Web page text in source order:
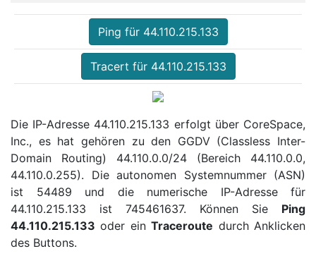
Ping für 44.110.215.133
Tracert für 44.110.215.133
Die IP-Adresse 44.110.215.133 erfolgt über CoreSpace,
Inc., es hat gehören zu den GGDV (Classless Inter-
Domain Routing) 44.110.0.0/24 (Bereich 44.110.0.0,
44.110.0.255). Die autonomen Systemnummer (ASN)
ist 54489 und die numerische IP-Adresse für
44.110.215.133 ist 745461637. Können Sie Ping
44.110.215.133 oder einTraceroute durch Anklicken
des Buttons.